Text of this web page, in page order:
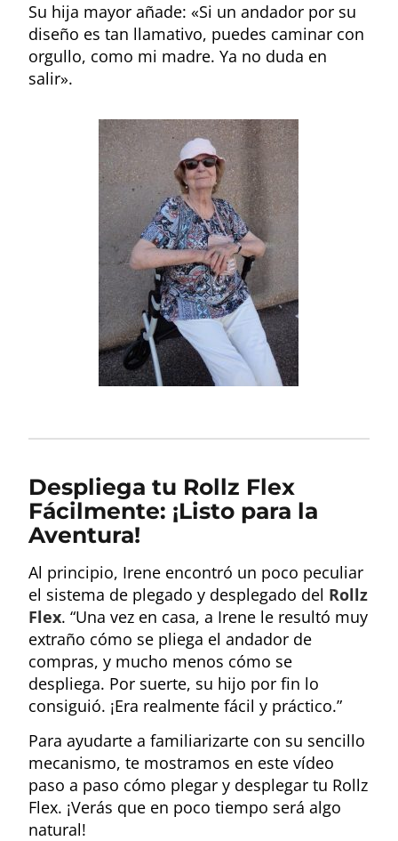
Su hija mayor añade: «Si un andador por su
diseño es tan llamativo, puedes caminar con
orgullo, como mi madre. Ya no duda en
salir».
Despliega tu Rollz Flex
Fácilmente: ¡Listo para la
Aventura!
Al principio, Irene encontró un poco peculiar
el sistema de plegado y desplegado del Rollz
Flex. “Una vez en casa, a Irene le resultó muy
extraño cómo se pliega el andador de
compras, y mucho menos cómo se
despliega. Por suerte, su hijo por fin lo
consiguió. ¡Era realmente fácil y práctico.”
Para ayudarte a familiarizarte con su sencillo
mecanismo, te mostramos en este vídeo
paso a paso cómo plegar y desplegar tu Rollz
Flex. ¡Verás que en poco tiempo será algo
natural!